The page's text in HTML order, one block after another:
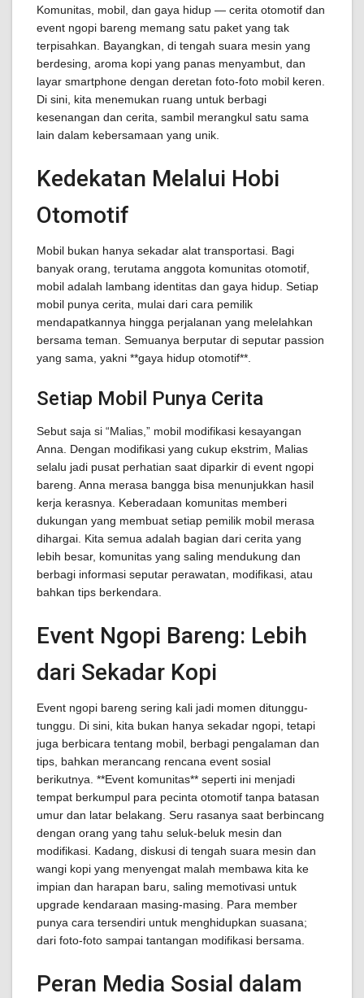
Komunitas, mobil, dan gaya hidup — cerita otomotif dan
event ngopi bareng memang satu paket yang tak
terpisahkan. Bayangkan, di tengah suara mesin yang
berdesing, aroma kopi yang panas menyambut, dan
layar smartphone dengan deretan foto-foto mobil keren.
Di sini, kita menemukan ruang untuk berbagi
kesenangan dan cerita, sambil merangkul satu sama
lain dalam kebersamaan yang unik.
Kedekatan Melalui Hobi
Otomotif
Mobil bukan hanya sekadar alat transportasi. Bagi
banyak orang, terutama anggota komunitas otomotif,
mobil adalah lambang identitas dan gaya hidup. Setiap
mobil punya cerita, mulai dari cara pemilik
mendapatkannya hingga perjalanan yang melelahkan
bersama teman. Semuanya berputar di seputar passion
yang sama, yakni **gaya hidup otomotif**.
Setiap Mobil Punya Cerita
Sebut saja si “Malias,” mobil modifikasi kesayangan
Anna. Dengan modifikasi yang cukup ekstrim, Malias
selalu jadi pusat perhatian saat diparkir di event ngopi
bareng. Anna merasa bangga bisa menunjukkan hasil
kerja kerasnya. Keberadaan komunitas memberi
dukungan yang membuat setiap pemilik mobil merasa
dihargai. Kita semua adalah bagian dari cerita yang
lebih besar, komunitas yang saling mendukung dan
berbagi informasi seputar perawatan, modifikasi, atau
bahkan tips berkendara.
Event Ngopi Bareng: Lebih
dari Sekadar Kopi
Event ngopi bareng sering kali jadi momen ditunggu-
tunggu. Di sini, kita bukan hanya sekadar ngopi, tetapi
juga berbicara tentang mobil, berbagi pengalaman dan
tips, bahkan merancang rencana event sosial
berikutnya. **Event komunitas** seperti ini menjadi
tempat berkumpul para pecinta otomotif tanpa batasan
umur dan latar belakang. Seru rasanya saat berbincang
dengan orang yang tahu seluk-beluk mesin dan
modifikasi. Kadang, diskusi di tengah suara mesin dan
wangi kopi yang menyengat malah membawa kita ke
impian dan harapan baru, saling memotivasi untuk
upgrade kendaraan masing-masing. Para member
punya cara tersendiri untuk menghidupkan suasana;
dari foto-foto sampai tantangan modifikasi bersama.
Peran Media Sosial dalam